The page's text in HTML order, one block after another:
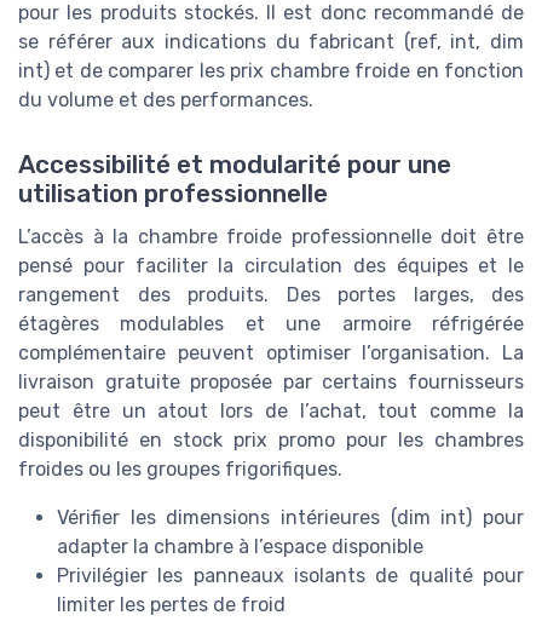
pour les produits stockés. Il est donc recommandé de
se référer aux indications du fabricant (ref, int, dim
int) et de comparer les prix chambre froide en fonction
du volume et des performances.
Accessibilité et modularité pour une
utilisation professionnelle
L’accès à la chambre froide professionnelle doit être
pensé pour faciliter la circulation des équipes et le
rangement des produits. Des portes larges, des
étagères modulables et une armoire réfrigérée
complémentaire peuvent optimiser l’organisation. La
livraison gratuite proposée par certains fournisseurs
peut être un atout lors de l’achat, tout comme la
disponibilité en stock prix promo pour les chambres
froides ou les groupes frigorifiques.
Vérifier les dimensions intérieures (dim int) pour
adapter la chambre à l’espace disponible
Privilégier les panneaux isolants de qualité pour
limiter les pertes de froid